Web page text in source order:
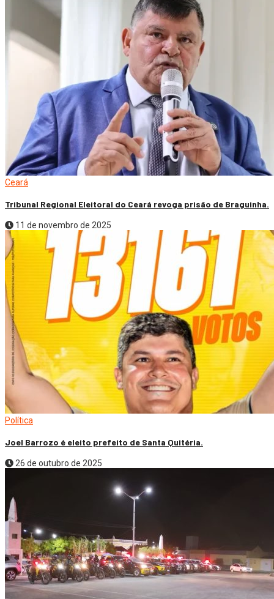
Ceará
Tribunal Regional Eleitoral do Ceará revoga prisão de Braguinha.
11 de novembro de 2025
Política
Joel Barrozo é eleito prefeito de Santa Quitéria.
26 de outubro de 2025